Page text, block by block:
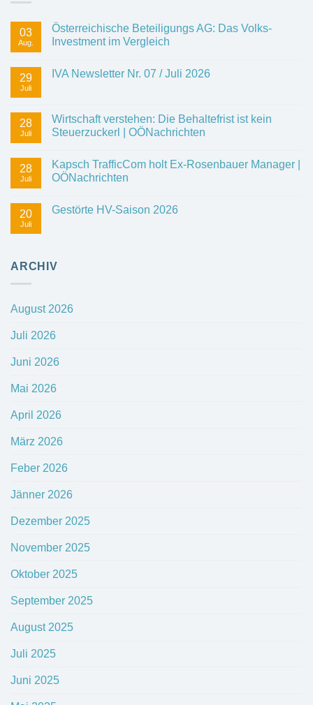
03
Aug.
Österreichische Beteiligungs AG: Das Volks-
Investment im Vergleich
29
Juli
IVA Newsletter Nr. 07 / Juli 2026
28
Juli
Wirtschaft verstehen: Die Behaltefrist ist kein
Steuerzuckerl | OÖNachrichten
28
Juli
Kapsch TrafficCom holt Ex-Rosenbauer Manager |
OÖNachrichten
20
Juli
Gestörte HV-Saison 2026
ARCHIV
August 2026
Juli 2026
Juni 2026
Mai 2026
April 2026
März 2026
Feber 2026
Jänner 2026
Dezember 2025
November 2025
Oktober 2025
September 2025
August 2025
Juli 2025
Juni 2025